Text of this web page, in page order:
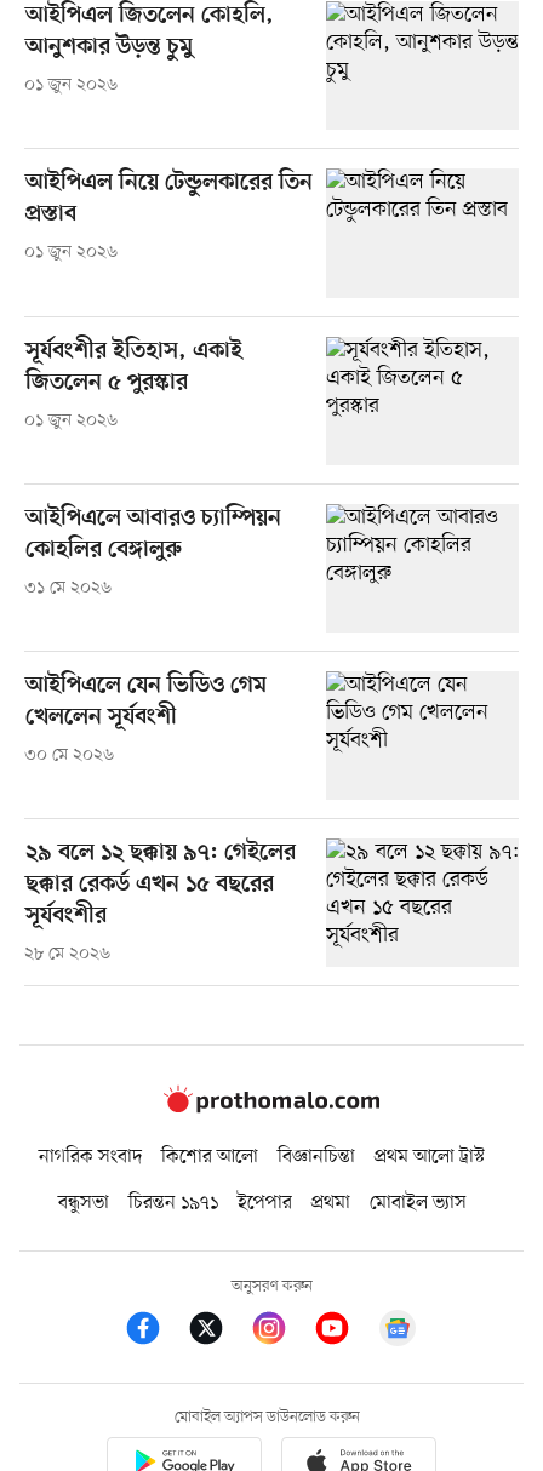
আইপিএল জিতলেন কোহলি,
আনুশকার উড়ন্ত চুমু
০১ জুন ২০২৬
আইপিএল নিয়ে টেন্ডুলকারের তিন
প্রস্তাব
০১ জুন ২০২৬
সূর্যবংশীর ইতিহাস, একাই
জিতলেন ৫ পুরস্কার
০১ জুন ২০২৬
আইপিএলে আবারও চ্যাম্পিয়ন
কোহলির বেঙ্গালুরু
৩১ মে ২০২৬
আইপিএলে যেন ভিডিও গেম
খেললেন সূর্যবংশী
৩০ মে ২০২৬
২৯ বলে ১২ ছক্কায় ৯৭: গেইলের
ছক্কার রেকর্ড এখন ১৫ বছরের
সূর্যবংশীর
২৮ মে ২০২৬
নাগরিক সংবাদ কিশোর আলো বিজ্ঞানচিন্তা
প্রথম আলো ট্রাস্ট
বন্ধুসভা
চিরন্তন ১৯৭১ ইপেপার প্রথমা মোবাইল ভ্যাস
অনুসরণ করুন
মোবাইল অ্যাপস ডাউনলোড করুন